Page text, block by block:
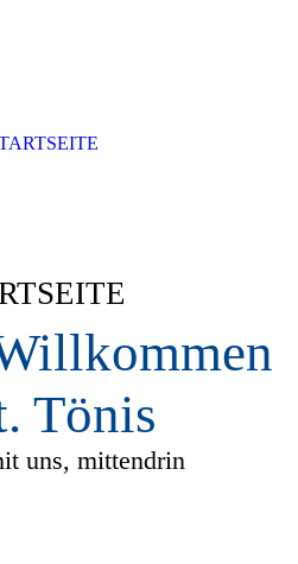
Tönis
uns, mittendrin